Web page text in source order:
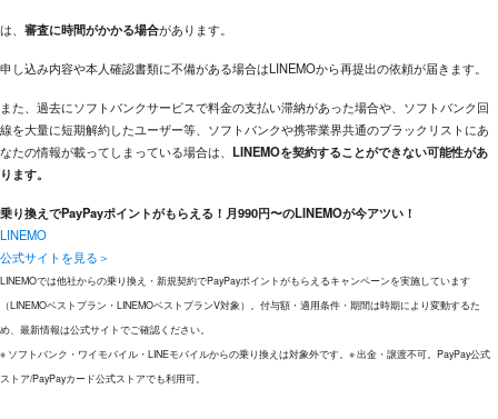
は、 審査に時間がかかる場合があります。
申し込み内容や本人確認書類に不備がある場合はLINEMOから再提出の依頼が届きます。
また、過去にソフトバンクサービスで料金の支払い滞納があった場合や、ソフトバンク回
線を大量に短期解約したユーザー等、ソフトバンクや携帯業界共通のブラックリストにあ
なたの情報が載ってしまっている場合は、 LINEMOを契約することができない可能性があ
ります。
乗り換えでPayPayポイントがもらえる！月990円〜のLINEMOが今アツい！
LINEMO
公式サイトを見る＞
LINEMOでは他社からの乗り換え・新規契約でPayPayポイントがもらえるキャンペーンを実施しています
（LINEMOベストプラン・LINEMOベストプランV対象）。付与額・適用条件・期間は時期により変動するた
め、最新情報は公式サイトでご確認ください。
※ ソフトバンク・ワイモバイル・LINEモバイルからの乗り換えは対象外です。※ 出金・譲渡不可。PayPay公式
ストア/PayPayカード公式ストアでも利用可。